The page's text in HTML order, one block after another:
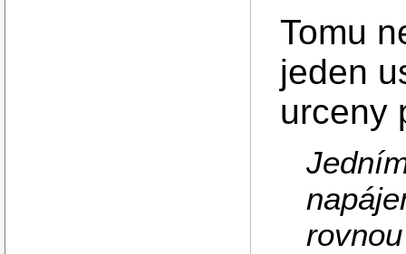
Tomu
jeden
urceny